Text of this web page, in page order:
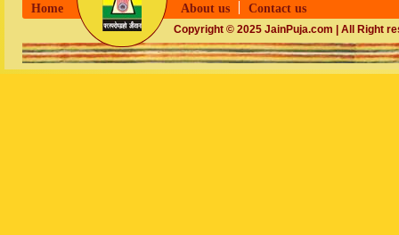
Home About us Contact us
Copyright © 2025 JainPuja.com | All Right